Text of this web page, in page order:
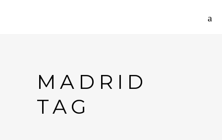
MADRID
TAG